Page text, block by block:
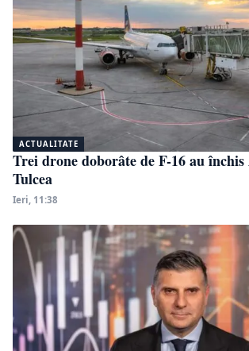
ACTUALITATE
Trei drone doborâte de F-16 au
Tulcea
Ieri, 11:38